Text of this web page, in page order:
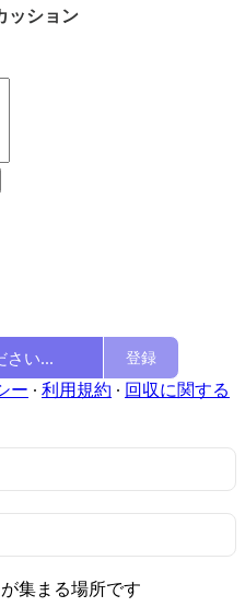
ッション
登録
ー ∙ 利用規約 ∙ 回収に関する
集まる場所です